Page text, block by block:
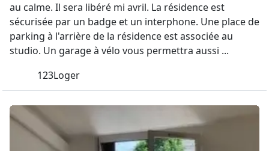
au calme. Il sera libéré mi avril. La résidence est
sécurisée par un badge et un interphone. Une place de
parking à l'arrière de la résidence est associée au
studio. Un garage à vélo vous permettra aussi ...
123Loger